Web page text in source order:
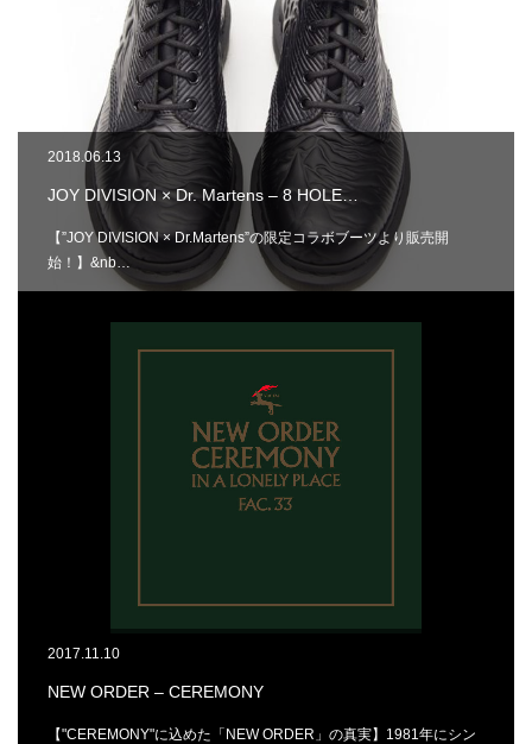
2018.06.13
JOY DIVISION × Dr. Martens – 8 HOLE…
【”JOY DIVISION × Dr.Martens”の限定コラボブーツより販売開
始！】&nb…
2017.11.10
NEW ORDER – CEREMONY
【"CEREMONY"に込めた「NEW ORDER」の真実】1981年にシン